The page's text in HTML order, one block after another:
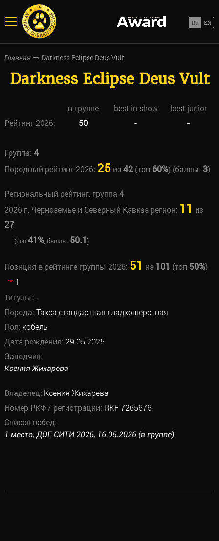
Главная Darkness Eclipse Deus Vult
Darkness Eclipse Deus Vult
в группе best in show
best junior
Рейтинг 2026:
50 - -
Группа: 4
Породный рейтинг 2026: 25из42(топ 60%) (баллы: 3)
Региональный рейтинг, группа 4
2026 г. Черноземье и Северный Кавказ регион: 11 из
27
(топ41%, быллы: 50.1)
Позиция в рейтинге группы 2026: 51 из 101 (топ 50%)
1
Титулы: -
Порода: Такса стандартная гладкошерстная
Пол: кобель
Дата рождения: 29.05.2025
Заводчик:
Ксения Жихарева
Владелец: Ксения Жихарева
Номер РКФ / регистрации: RKF 7265676
Список побед:
1 место, ДОГ СИТИ 2026, 16.05.2026 (в группе)